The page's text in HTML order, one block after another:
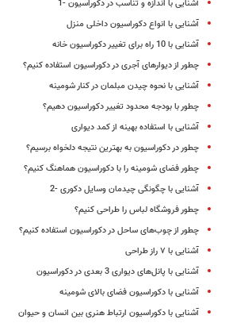
آشنایی با اندازه و تناسب در دکوراسیون -1
آشنایی با انواع دکوراسیون داخلی منزل
آشنایی با 10 راه برای تغییر دکوراسیون خانه
چطور از دیوارهای آجری در دکوراسیون استفاده کنیم؟
آشنایی با نحوه چیدن مبلمان در کنار شومینه
چطور با بودجه محدود تغییر دکوراسیون دهیم؟
آشنایی با استفاده بهینه از کمد دیواری
چطور در دکوراسیون به بهترین نتیجه دلخواه برسیم؟
چطور فضای شومینه را با دکوراسیون هماهنگ کنیم؟
آشنایی با چگونگی چیدمان وسایل دکوری -2
چطور فروشگاه لباس را طراحی کنیم؟
چطور از چوب‌های ساحل در دکوراسیون استفاده کنیم؟
آشنایی با ۷ راز طراحی
آشنایی با پانل‌های دیواری 3 بعدی در دکوراسیون
آشنایی با دکوراسیون فضای بالای شومینه
آشنایی با دکوراسیون ارتباط هنری بین انسان و حیوان